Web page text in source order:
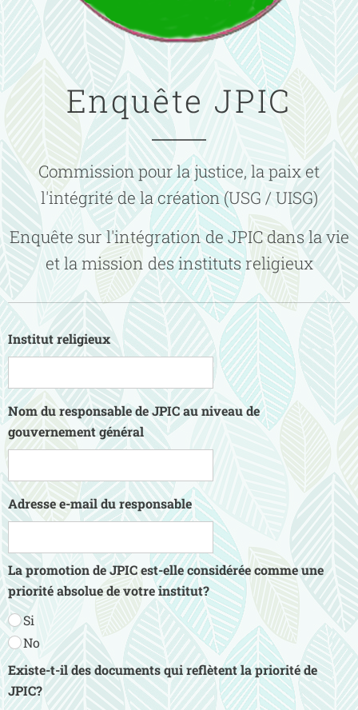
Enquête JPIC
Commission pour la justice, la paix et
l'intégrité de la création (USG / UISG)
Enquête sur l'intégration de JPIC dans la vie
et la mission des instituts religieux
Institut religieux
Nom du responsable de JPIC au niveau de
gouvernement général
Adresse e-mail du responsable
La promotion de JPIC est-elle considérée comme une
priorité absolue de votre institut?
Si
No
Existe-t-il des documents qui reflètent la priorité de
JPIC?